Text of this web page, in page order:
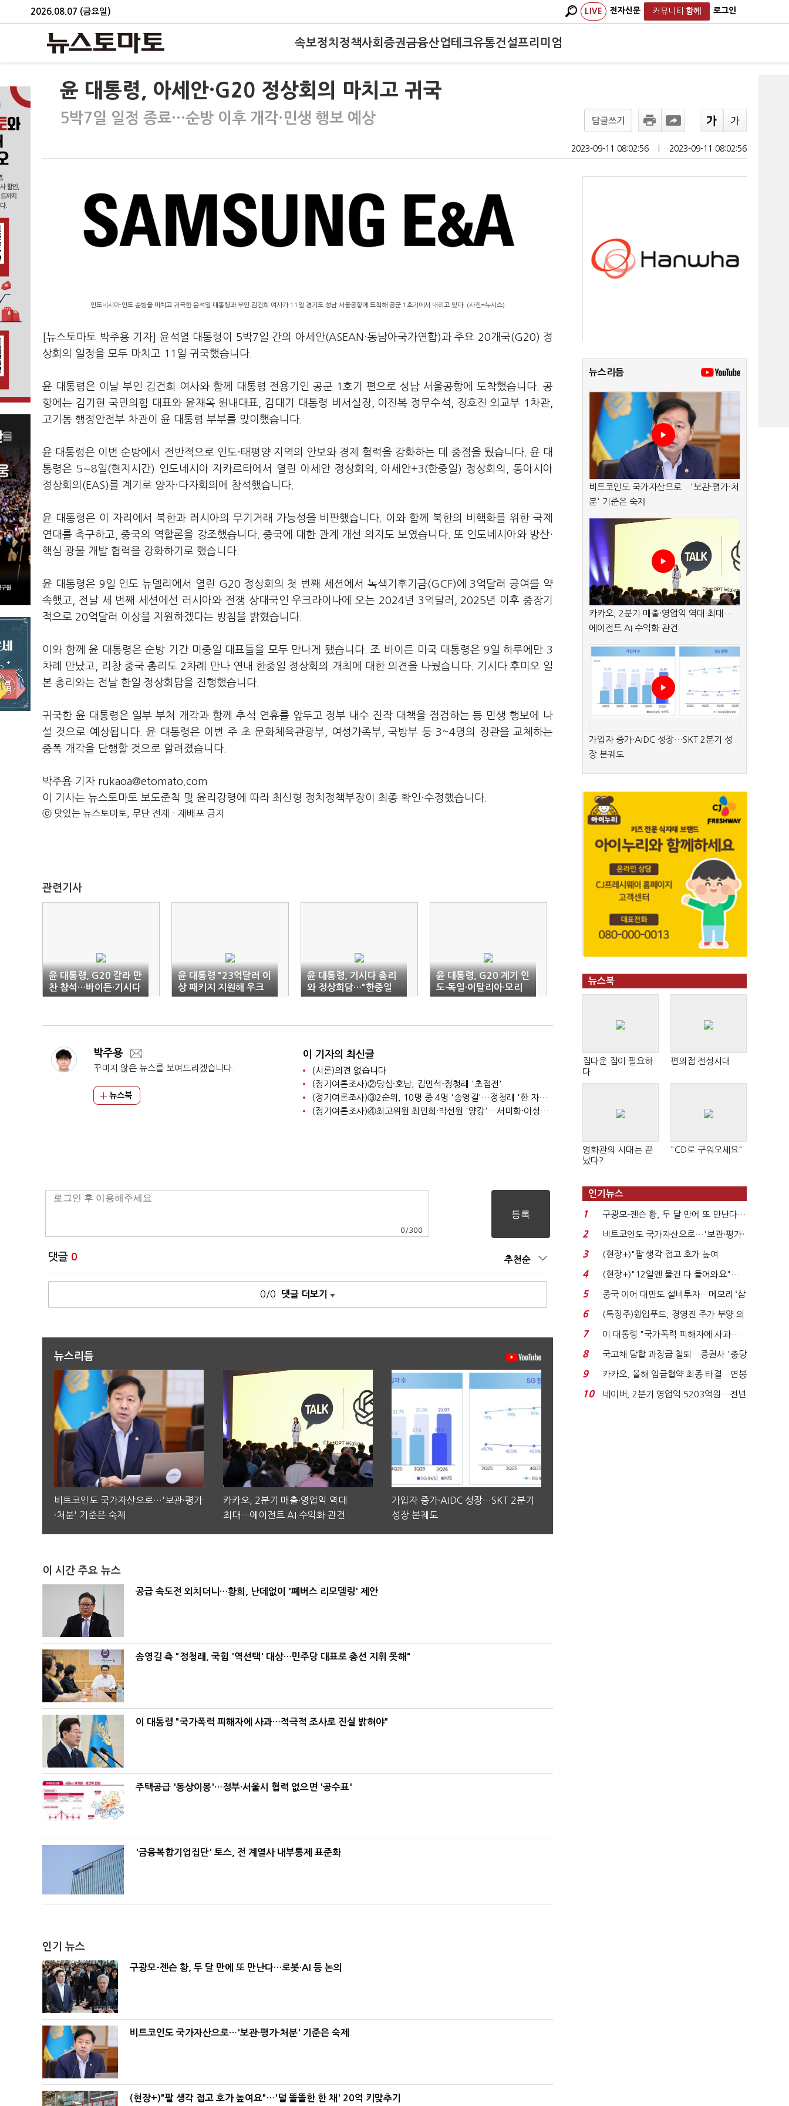
2026.08.07 (금요일) LIVE 전자신문 커뮤니티 함께 로그인
속보정치 정책사회 증권금융산업테크유통건설프리미엄
윤 대통령, 아세안·G20 정상회의 마치고 귀국
5박7일 일정 종료…순방 이후 개각·민생 행보 예상 답글쓰기
2023-09-11 08:02:56 2023-09-11 08:02:56
인도네시아·인도 순방을 마치고 귀국한 윤석열 대통령과 부인 김건희 여사가 11일 경기도 성남 서울공항에 도착해 공군 1호기에서 내리고 있다. (사진=뉴시스)
[뉴스토마토 박주용 기자] 윤석열 대통령이 5박7일 간의 아세안(ASEAN·동남아국가연합)과 주요 20개국(G20) 정
상회의 일정을 모두 마치고 11일 귀국했습니다.
윤 대통령은 이날 부인 김건희 여사와 함께 대통령 전용기인 공군 1호기 편으로 성남 서울공항에 도착했습니다. 공
항에는 김기현 국민의힘 대표와 윤재옥 원내대표, 김대기 대통령 비서실장, 이진복 정무수석, 장호진 외교부 1차관,
고기동 행정안전부 차관이 윤 대통령 부부를 맞이했습니다.
윤 대통령은 이번 순방에서 전반적으로 인도·태평양 지역의 안보와 경제 협력을 강화하는 데 중점을 뒀습니다. 윤 대
통령은 5∼8일(현지시간) 인도네시아 자카르타에서 열린 아세안 정상회의, 아세안+3(한중일) 정상회의, 동아시아
정상회의(EAS)를 계기로 양자·다자회의에 참석했습니다.
윤 대통령은 이 자리에서 북한과 러시아의 무기거래 가능성을 비판했습니다. 이와 함께 북한의 비핵화를 위한 국제
연대를 촉구하고, 중국의 역할론을 강조했습니다. 중국에 대한 관계 개선 의지도 보였습니다. 또 인도네시아와 방산·
핵심 광물 개발 협력을 강화하기로 했습니다.
윤 대통령은 9일 인도 뉴델리에서 열린 G20 정상회의 첫 번째 세션에서 녹색기후기금(GCF)에 3억달러 공여를 약
속했고, 전날 세 번째 세션에선 러시아와 전쟁 상대국인 우크라이나에 오는 2024년 3억달러, 2025년 이후 중장기
적으로 20억달러 이상을 지원하겠다는 방침을 밝혔습니다.
이와 함께 윤 대통령은 순방 기간 미중일 대표들을 모두 만나게 됐습니다. 조 바이든 미국 대통령은 9일 하루에만 3
차례 만났고, 리창 중국 총리도 2차례 만나 연내 한중일 정상회의 개최에 대한 의견을 나눴습니다. 기시다 후미오 일
본 총리와는 전날 한일 정상회담을 진행했습니다.
귀국한 윤 대통령은 일부 부처 개각과 함께 추석 연휴를 앞두고 정부 내수 진작 대책을 점검하는 등 민생 행보에 나
설 것으로 예상됩니다. 윤 대통령은 이번 주 초 문화체육관광부, 여성가족부, 국방부 등 3~4명의 장관을 교체하는
중폭 개각을 단행할 것으로 알려졌습니다.
박주용 기자 rukaoa@etomato.com
이 기사는 뉴스토마토 보도준칙 및 윤리강령에 따라 최신형 정치정책부장이 최종 확인·수정했습니다.
ⓒ 맛있는 뉴스토마토, 무단 전재 - 재배포 금지
관련기사
윤 대통령, G20 갈라 만
찬 참석…바이든·기시다
등과 환담
윤 대통령 "23억달러 이
상 패키지 지원해 우크
라이나 재건 돕겠다"
윤 대통령, 기시다 총리
와 정상회담…"한중일
정상회의 잘 진행하자"
윤 대통령, G20 계기 인
도·독일·이탈리아·모리
셔스와 연쇄회담
박주용
꾸미지 않은 뉴스를 보여드리겠습니다.
뉴스북
이 기자의 최신글
(시론)의견 없습니다
(정기여론조사)②당심·호남, 김민석-정청래 '초접전'
(정기여론조사)③2순위, 10명 중 4명 '송영길'…정청래 '한 자릿수'
(정기여론조사)④최고위원 최민희·박선원 '양강'…서미화·이성윤·임미애 뒤이어
0 /300
댓글 0 추천순
0/0 댓글 더보기
뉴스리듬
비트코인도 국가자산으로…'보관·평가
·처분' 기준은 숙제
카카오, 2분기 매출·영업익 역대
최대…에이전트 AI 수익화 관건
가입자 증가·AIDC 성장…SKT 2분기
성장 본궤도
이 시간 주요 뉴스
공급 속도전 외치더니…황희, 난데없이 '폐버스 리모델링' 제안
송영길 측 "정청래, 국힘 '역선택' 대상…민주당 대표로 총선 지휘 못해"
이 대통령 "국가폭력 피해자에 사과…적극적 조사로 진실 밝혀야"
주택공급 '동상이몽'…정부·서울시 협력 없으면 '공수표'
'금융복합기업집단' 토스, 전 계열사 내부통제 표준화
인기 뉴스
구광모-젠슨 황, 두 달 만에 또 만난다…로봇·AI 등 논의
비트코인도 국가자산으로…'보관·평가·처분' 기준은 숙제
(현장+)"팔 생각 접고 호가 높여요"…'덜 똘똘한 한 채' 20억 키맞추기
뉴스리듬
비트코인도 국가자산으로…'보관·평가·처
분' 기준은 숙제
카카오, 2분기 매출·영업익 역대 최대…
에이전트 AI 수익화 관건
가입자 증가·AIDC 성장…SKT 2분기 성
장 본궤도
뉴스북
집다운 집이 필요하
다
편의점 전성시대
영화관의 시대는 끝
났다?
"CD로 구워오세요"
인기뉴스
1
구광모-젠슨 황, 두 달 만에 또 만난다…
로봇·AI 등 논...
2
비트코인도 국가자산으로…'보관·평가·
처분' 기준은 ...
3
(현장+)"팔 생각 접고 호가 높여
요"…'덜 똘똘한 한 채' 20...
4
(현장+)"12일엔 물건 다 들어와요"…
빈 매대 채우며 문 연 ...
5
중국 이어 대만도 설비투자…메모리 ‘삼
국전쟁’
6
(특징주)윙입푸드, 경영진 주가 부양 의
지에 상한가...
7
이 대통령 "국가폭력 피해자에 사과…
적극적 조사로 진...
8
국고채 담합 과징금 철퇴…증권사 '충당
금 폭탄' 우려...
9
카카오, 올해 임금협약 최종 타결…연봉
6.3% 인상·격려...
10
네이버, 2분기 영업익 5203억원…전년